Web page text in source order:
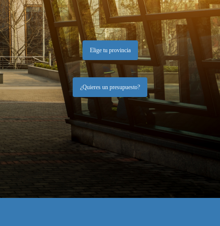
Elige tu provincia
¿Quieres un presupuesto?